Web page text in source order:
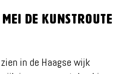
de kunstroute
in de Haagse wijk